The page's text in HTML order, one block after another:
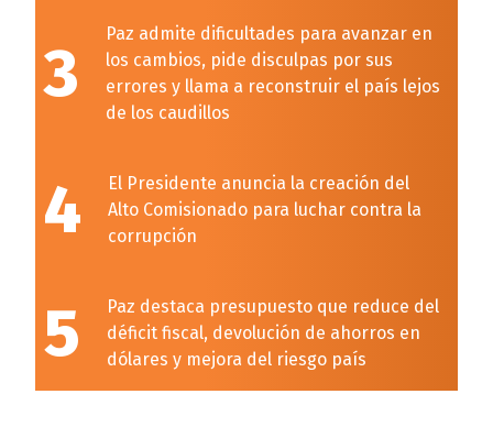
3
Paz admite dificultades para avanzar en
los cambios, pide disculpas por sus
errores y llama a reconstruir el país lejos
de los caudillos
4
El Presidente anuncia la creación del
Alto Comisionado para luchar contra la
corrupción
5
Paz destaca presupuesto que reduce del
déficit fiscal, devolución de ahorros en
dólares y mejora del riesgo país